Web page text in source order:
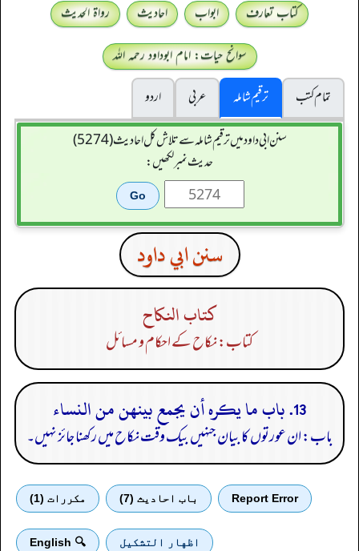
کتاب تعارف ابواب احادیث
رواۃ الحدیث
سوانح حیات: امام ابوداود رحمہ اللہ
تمام کتب
ترقیم شاملہ عربی
اردو
سنن ابي داود میں ترقیم شاملہ سے تلاش کل احادیث (5274)
حدیث نمبر لکھیں:
سنن ابي داود
كتاب النكاح
کتاب: نکاح کے احکام و مسائل
13. باب ما يكره أن يجمع بينهن من النساء
باب: ان عورتوں کا بیان جنہیں بیک وقت نکاح میں رکھنا جائز نہیں۔
Report Error باب احادیث (7) مكررات (1)
اظهار التشكيل 🔍 English